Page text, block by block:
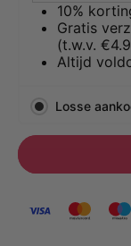
10%
Gratis
(t.w.v.
Altijd
Losse